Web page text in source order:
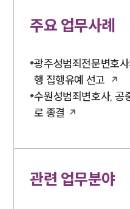
주요 업무사례
광주성범죄전문변호
행 집행유예 선고
수원성범죄변호사, 공
로 종결
관련 업무분야